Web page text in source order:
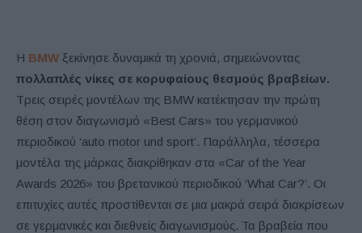
Η BMW ξεκίνησε δυναμικά τη χρονιά, σημειώνοντας
πολλαπλές νίκες σε κορυφαίους θεσμούς βραβείων.
Τρεις σειρές μοντέλων της BMW κατέκτησαν την πρώτη
θέση στον διαγωνισμό «Best Cars» του γερμανικού
περιοδικού ‘auto motor und sport’. Παράλληλα, τέσσερα
μοντέλα της μάρκας διακρίθηκαν στα «Car of the Year
Awards 2026» του βρετανικού περιοδικού ‘What Car?’. Οι
επιτυχίες αυτές προστίθενται σε μια μακρά σειρά διακρίσεων
σε γερμανικές και διεθνείς διαγωνισμούς. Τα βραβεία που